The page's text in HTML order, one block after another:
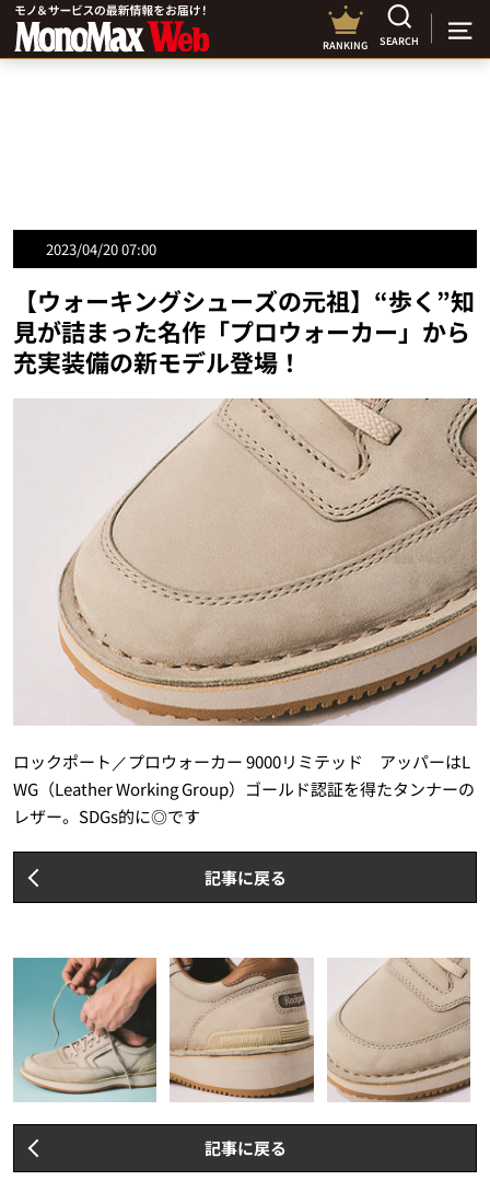
RANKING SEARCH
2023/04/20 07:00
【ウォーキングシューズの元祖】“歩く”知
見が詰まった名作「プロウォーカー」から
充実装備の新モデル登場！
ロックポート／プロウォーカー 9000リミテッド アッパーはL
WG（Leather Working Group）ゴールド認証を得たタンナーの
レザー。SDGs的に◎です
記事に戻る
記事に戻る